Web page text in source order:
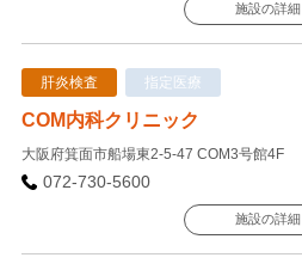
施設の詳細
肝炎検査 指定医療
COM内科クリニック
大阪府箕面市船場東2-5-47 COM3号館4F
072-730-5600
施設の詳細